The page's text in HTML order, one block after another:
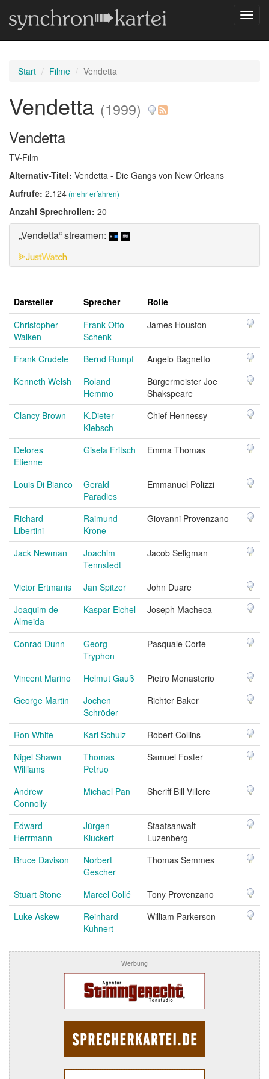
Start Filme Vendetta
Vendetta (1999)
Vendetta
TV-Film
Alternativ-Titel: Vendetta - Die Gangs von New Orleans
Aufrufe: 2.124(mehr erfahren)
Anzahl Sprechrollen: 20
„Vendetta“ streamen:
Darsteller Sprecher
Rolle
Christopher
Walken
Frank-Otto
Schenk
James Houston
Frank Crudele Bernd Rumpf
Angelo Bagnetto
Kenneth Welsh
Roland
Hemmo
Bürgermeister Joe
Shakspeare
Clancy Brown
K.Dieter
Klebsch
Chief Hennessy
Delores
Etienne
Gisela Fritsch Emma Thomas
Louis Di Bianco
Gerald
Paradies
Emmanuel Polizzi
Richard
Libertini
Raimund
Krone
Giovanni Provenzano
Jack Newman
Joachim
Tennstedt
Jacob Seligman
Victor Ertmanis Jan Spitzer
John Duare
Joaquim de
Almeida
Kaspar Eichel Joseph Macheca
Conrad Dunn
Georg
Tryphon
Pasquale Corte
Vincent Marino Helmut Gauß
Pietro Monasterio
George Martin
Jochen
Schröder
Richter Baker
Ron White Karl Schulz
Robert Collins
Nigel Shawn
Williams
Thomas
Petruo
Samuel Foster
Andrew
Connolly
Michael Pan Sheriff Bill Villere
Edward
Herrmann
Jürgen
Kluckert
Staatsanwalt
Luzenberg
Bruce Davison
Norbert
Gescher
Thomas Semmes
Stuart Stone Marcel Collé
Tony Provenzano
Luke Askew
Reinhard
Kuhnert
William Parkerson
Werbung